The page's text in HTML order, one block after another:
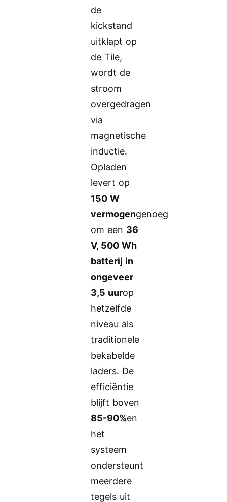
de
kickstand
uitklapt op
de Tile,
wordt de
stroom
overgedragen
via
magnetische
inductie.
Opladen
levert op
150 W
vermogengenoeg
om een 36
V, 500 Wh
batterij in
ongeveer
3,5 uurop
hetzelfde
niveau als
traditionele
bekabelde
laders. De
efficiëntie
blijft boven
85-90%en
het
systeem
ondersteunt
meerdere
tegels uit